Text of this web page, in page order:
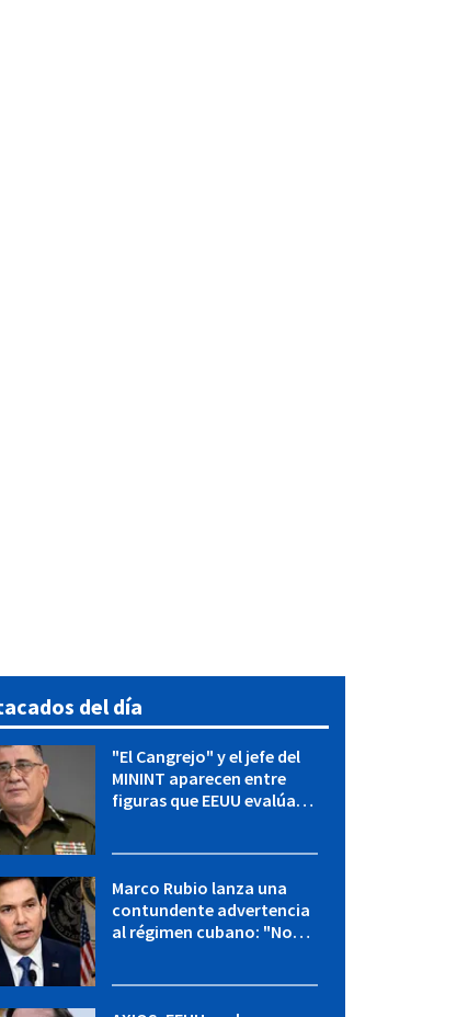
del día
"El Cangrejo" y el jefe del
MININT aparecen entre
figuras que EEUU evalúa
Marco Rubio lanza una
contundente advertencia
al régimen cubano: "No